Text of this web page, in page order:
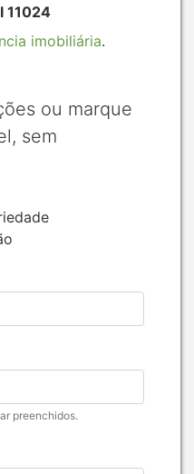
11024
imobiliária.
ou marque
sem
preenchidos.